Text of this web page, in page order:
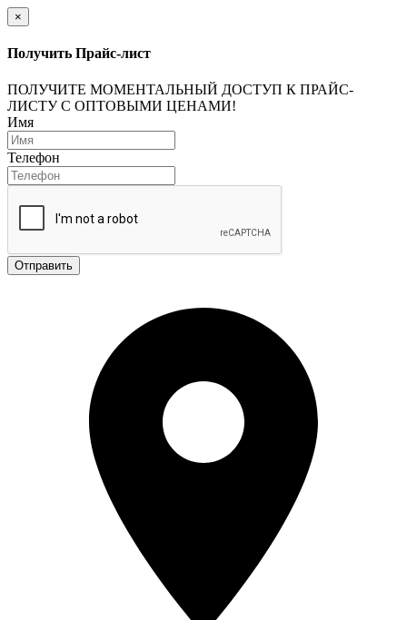
×
Получить Прайс-лист
ПОЛУЧИТЕ МОМЕНТАЛЬНЫЙ ДОСТУП К ПРАЙС-
ЛИСТУ С ОПТОВЫМИ ЦЕНАМИ!
Имя
Телефон
Отправить